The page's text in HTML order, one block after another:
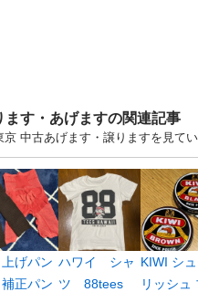
ます・あげますの関連記事
中古あげます・譲りますを見て
げパン
正パン
ハワイ シャ
ツ 88tees
KIWI シ
リッシュ